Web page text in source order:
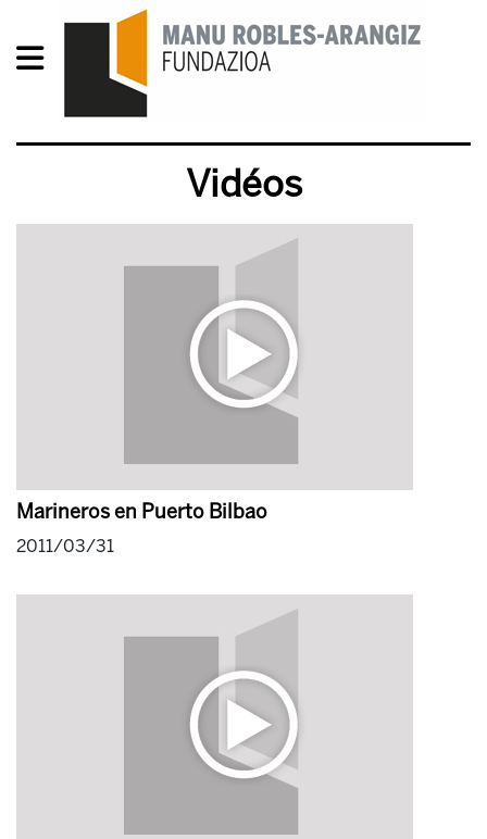
Vidéos
Marineros en Puerto Bilbao
2011/03/31